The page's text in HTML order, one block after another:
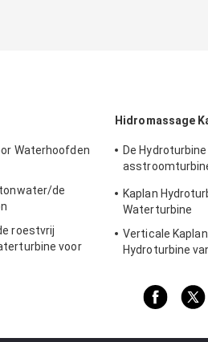
Waterhoofden
de
roestvrij
voor
Hidromassage
De
Kaplan
Waterturbine
Verticale
Hydroturbine